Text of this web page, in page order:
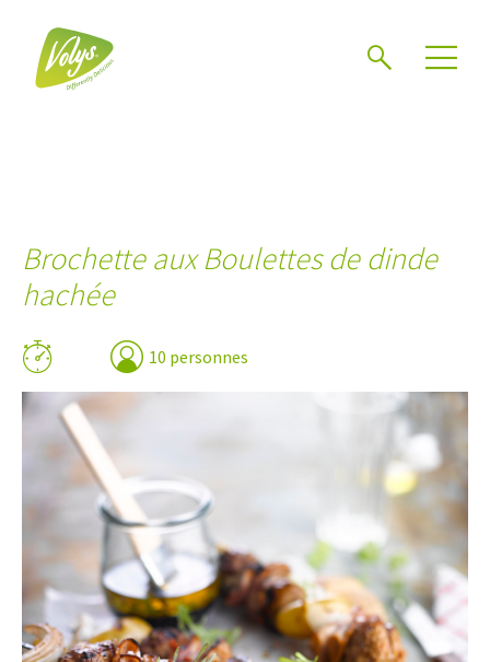
Brochette aux Boulettes de dinde
hachée
10 personnes